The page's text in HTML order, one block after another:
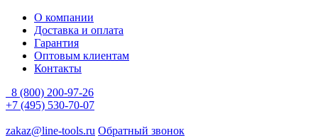
О компании
Доставка и оплата
Гарантия
Оптовым клиентам
Контакты
8 (800) 200-97-26
+7 (495) 530-70-07
zakaz@line-tools.ru Обратный звонок